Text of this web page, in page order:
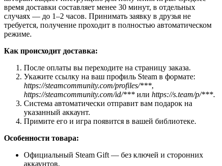
время доставки составляет менее 30 минут, в отдельных
случаях — до 1–2 часов. Принимать заявку в друзья не
требуется, получение проходит в полностью автоматическом
режиме.
Как происходит доставка:
После оплаты вы переходите на страницу заказа.
Укажите ссылку на ваш профиль Steam в формате:
https://steamcommunity.com/profiles/***,
https://steamcommunity.com/id/*** или https://s.team/p/***.
Система автоматически отправит вам подарок на
указанный аккаунт.
Примите его и игра появится в вашей библиотеке.
Особенности товара:
Официальный Steam Gift — без ключей и сторонних
аккаунтов.